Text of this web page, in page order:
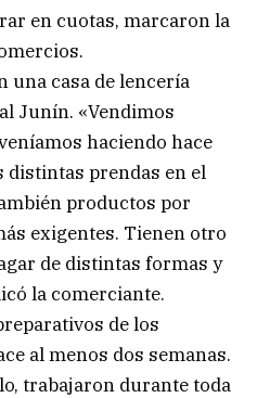
en cuotas, marcaron la
una casa de lencería
Junín. «Vendimos
haciendo hace
distintas prendas en el
productos por
exigentes. Tienen otro
de distintas formas y
la comerciante.
de los
al menos dos semanas.
trabajaron durante toda